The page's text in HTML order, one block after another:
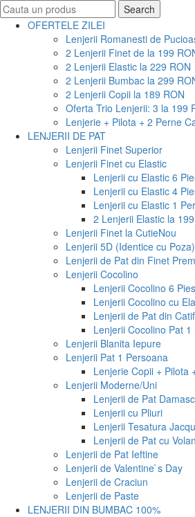
Search
for:
Search
OFERTELE ZILEI
Lenjerii Romanesti de
2 Lenjerii Finet de la 199
2 Lenjerii Elastic la 229 RON
2 Lenjerii Bumbac la 299
2 Lenjerii Copii la 189 RON
Oferta Trio Lenjerii: 3 la 199
Lenjerie + Pilota + 2 Perne
LENJERII DE PAT
Lenjerii Finet Superior
Lenjerii Finet cu Elastic
Lenjerii cu Elastic 6
Lenjerii cu Elastic 4
Lenjerii cu Elastic 1
2 Lenjerii Elastic la
Lenjerii Finet la CutieNou
Lenjerii 5D (Identice cu Poza)
Lenjerii de Pat din Finet
Lenjerii Cocolino
Lenjerii Cocolino 6
Lenjerii Cocolino cu
Lenjerii de Pat din
Lenjerii Cocolino Pat
Lenjerii Blanita Iepure
Lenjerii Pat 1 Persoana
Lenjerie Copii + Pilota
Lenjerii Moderne/Uni
Lenjerii de Pat Damasc
Lenjerii cu Pliuri
Lenjerii Tesatura
Lenjerii de Pat cu Volan
Lenjerii de Pat Ieftine
Lenjerii de Valentine`s Day
Lenjerii de Craciun
Lenjerii de Paste
LENJERII DIN BUMBAC 100%